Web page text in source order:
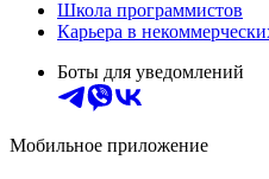
Школа программистов
Карьера в
Боты для уведомлений
Мобильное приложение